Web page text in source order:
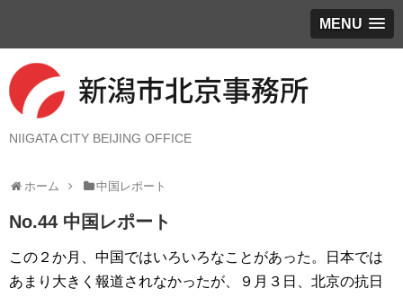
MENU
NIIGATA CITY BEIJING OFFICE
ホーム 中国レポート
No.44 中国レポート
この２か月、中国ではいろいろなことがあった。日本では
あまり大きく報道されなかったが、９月３日、北京の抗日